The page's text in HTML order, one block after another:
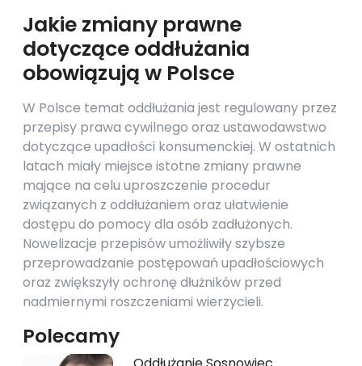
Jakie zmiany prawne
dotyczące oddłużania
obowiązują w Polsce
W Polsce temat oddłużania jest regulowany przez
przepisy prawa cywilnego oraz ustawodawstwo
dotyczące upadłości konsumenckiej. W ostatnich
latach miały miejsce istotne zmiany prawne
mające na celu uproszczenie procedur
związanych z oddłużaniem oraz ułatwienie
dostępu do pomocy dla osób zadłużonych.
Nowelizacje przepisów umożliwiły szybsze
przeprowadzanie postępowań upadłościowych
oraz zwiększyły ochronę dłużników przed
nadmiernymi roszczeniami wierzycieli.
Polecamy